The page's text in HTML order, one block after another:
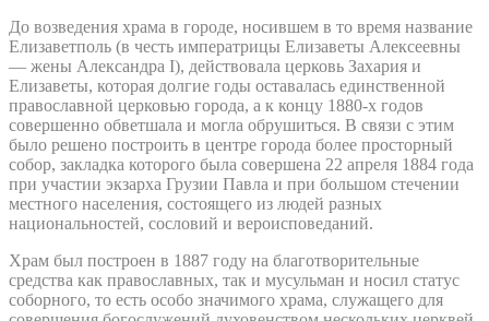
До возведения храма в городе, носившем в то время название
Елизаветполь (в честь императрицы Елизаветы Алексеевны
— жены Александра I), действовала церковь Захария и
Елизаветы, которая долгие годы оставалась единственной
православной церковью города, а к концу 1880-х годов
совершенно обветшала и могла обрушиться. В связи с этим
было решено построить в центре города более просторный
собор, закладка которого была совершена 22 апреля 1884 года
при участии экзарха Грузии Павла и при большом стечении
местного населения, состоящего из людей разных
национальностей, сословий и вероисповеданий.
Храм был построен в 1887 году на благотворительные
средства как православных, так и мусульман и носил статус
соборного, то есть особо значимого храма, служащего для